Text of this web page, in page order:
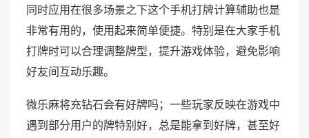
同时应用在很多场景之下这个手机打牌计算辅助也是
非常有用的，使用起来简单便捷。特别是在大家手机
打牌时可以合理调整牌型，提升游戏体验，避免影响
好友间互动乐趣。
微乐麻将充钻石会有好牌吗；一些玩家反映在游戏中
遇到部分用户的牌特别好，总是能拿到好牌，甚至好